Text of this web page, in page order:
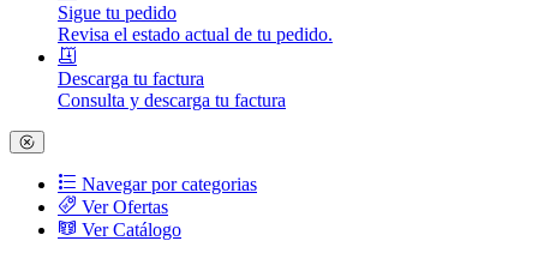
Sigue tu pedido
Revisa el estado actual de tu pedido.
Descarga tu factura
Consulta y descarga tu factura
Navegar por categorias
Ver Ofertas
Ver Catálogo